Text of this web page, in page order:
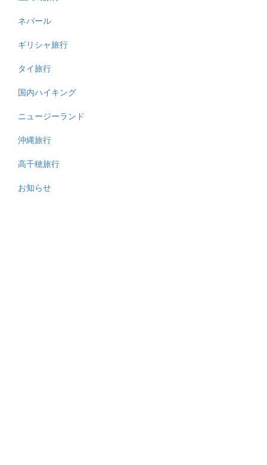
ネパール
ギリシャ旅行
タイ旅行
国内ハイキング
ニュージーランド
沖縄旅行
高千穂旅行
お知らせ